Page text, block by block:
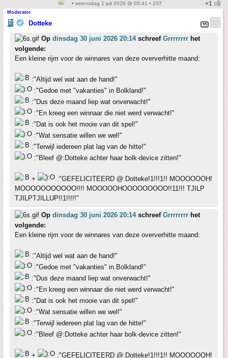
• woensdag 1 juli 2026 @ 05:41 • 107
Moderator
Dotteke
Op dinsdag 30 juni 2026 20:14schreef Grrrrrrrr het
volgende:
Een kleine rijm voor de winnares van deze oververhitte maand:
:"Altijd wel wat aan de hand!"
:"Gedoe met "vakanties" in Bolkland!"
:"Dus deze maand liep wat onverwacht!"
:"En kreeg een winnaar die niet werd verwacht!"
:"Dat is ook het mooie van dit spel!"
:"Wat sensatie willen we wel!"
:"Terwijl iedereen plat lag van de hitte!"
:"Bleef @:Dotteke achter haar bolk-device zitten!"
+
:"GEFELICITEERD @:Dotteke!1!!!1!! MOOOOOOH!
MOOOOOOOOOOO!!!! MOOOOOHOOOOOOOOO!!11!!! TJILP
TJILPTJILLUP!!1!!!!!"
Op dinsdag 30 juni 2026 20:14schreef Grrrrrrrr het
volgende:
Een kleine rijm voor de winnares van deze oververhitte maand:
:"Altijd wel wat aan de hand!"
:"Gedoe met "vakanties" in Bolkland!"
:"Dus deze maand liep wat onverwacht!"
:"En kreeg een winnaar die niet werd verwacht!"
:"Dat is ook het mooie van dit spel!"
:"Wat sensatie willen we wel!"
:"Terwijl iedereen plat lag van de hitte!"
:"Bleef @:Dotteke achter haar bolk-device zitten!"
+ :"GEFELICITEERD @:Dotteke!1!!!1!! MOOOOOOH!